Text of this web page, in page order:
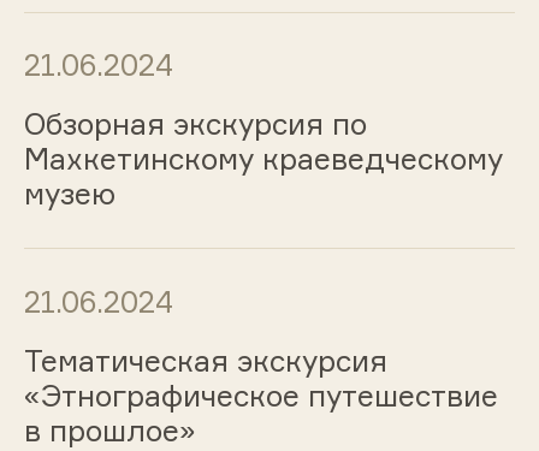
21.06.2024
Обзорная экскурсия по
Махкетинскому краеведческому
музею
21.06.2024
Тематическая экскурсия
«Этнографическое путешествие
в прошлое»